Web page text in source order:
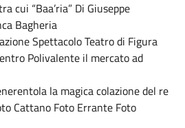
cui “Baa’ria” Di Giuseppe
Bagheria
Spettacolo Teatro di Figura
Polivalente il mercato ad
la magica colazione del re
Cattano Foto Errante Foto